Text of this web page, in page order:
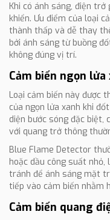
Khi có ánh sáng, điện
khiển. Ưu điểm của loại
thành thấp và dễ thay
bởi ánh sáng từ buồng
không đúng vị trí.
Cảm biến ngọn
Loại cảm biến này được
của ngọn lửa xanh khi
diện bước sóng đặc biệt,
với quang trở thông
Blue Flame Detector
hoặc dầu công suất nhỏ,
tránh để ánh sáng mặt
tiếp vào cảm biến nhằm
Cảm biến quang